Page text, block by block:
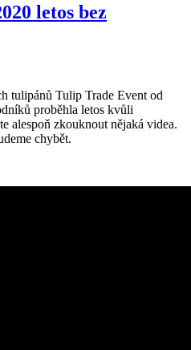
letos bez
tulipánů Tulip Trade Event od
proběhla letos kvůli
alespoň zkouknout nějaká videa.
chybět.